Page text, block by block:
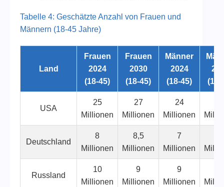
Tabelle 4: Geschätzte Anzahl von Frauen und
Männern (18-45 Jahre)
Land
Frauen
2024
(18-45)
Frauen
2030
(18-45)
Männer
2024
(18-45)
(18-
USA
25
Millionen
27
Millionen
24
Millionen
Deutschland
8
Millionen
8,5
Millionen
7
Millionen
Russland
10
Millionen
9
Millionen
9
Millionen